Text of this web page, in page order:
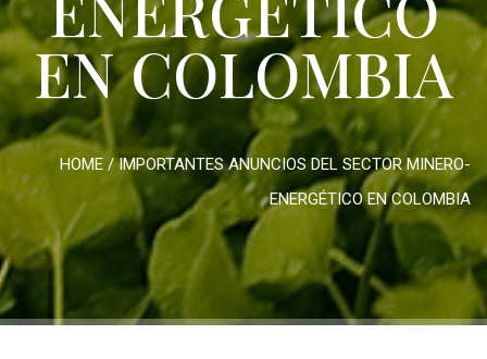
EN COLOMBIA
HOME/IMPORTANTES ANUNCIOS DEL SECTOR MINERO-
ENERGÉTICO EN COLOMBIA